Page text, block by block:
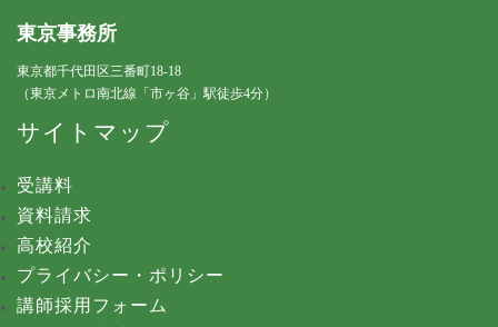
東京事務所
東京都千代田区三番町18-18
（東京メトロ南北線「市ヶ谷」駅徒歩4分）
サイトマップ
受講料
資料請求
高校紹介
プライバシー・ポリシー
講師採用フォーム